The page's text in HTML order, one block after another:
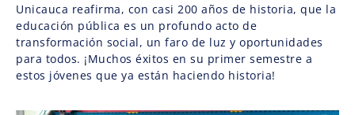
Unicauca reafirma, con casi 200 años de historia, que la
educación pública es un profundo acto de
transformación social, un faro de luz y oportunidades
para todos. ¡Muchos éxitos en su primer semestre a
estos jóvenes que ya están haciendo historia!